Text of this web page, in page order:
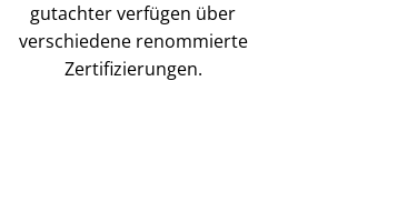
gutachter verfügen über
verschiedene renommierte
Zer­ti­fi­zie­run­gen.